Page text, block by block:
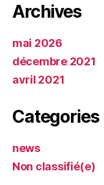
Archives
mai 2026
décembre 2021
avril 2021
Categories
news
Non classifié(e)